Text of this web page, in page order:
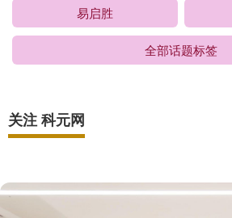
易启胜
全部话题标签
关注 科元网